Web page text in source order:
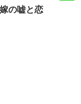
の嘘と恋